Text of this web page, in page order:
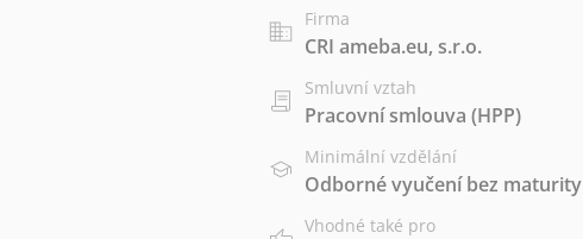
Firma
CRI ameba.eu, s.r.o.
Smluvní vztah
Pracovní smlouva (HPP)
Minimální vzdělání
Odborné vyučení bez maturity
Vhodné také pro